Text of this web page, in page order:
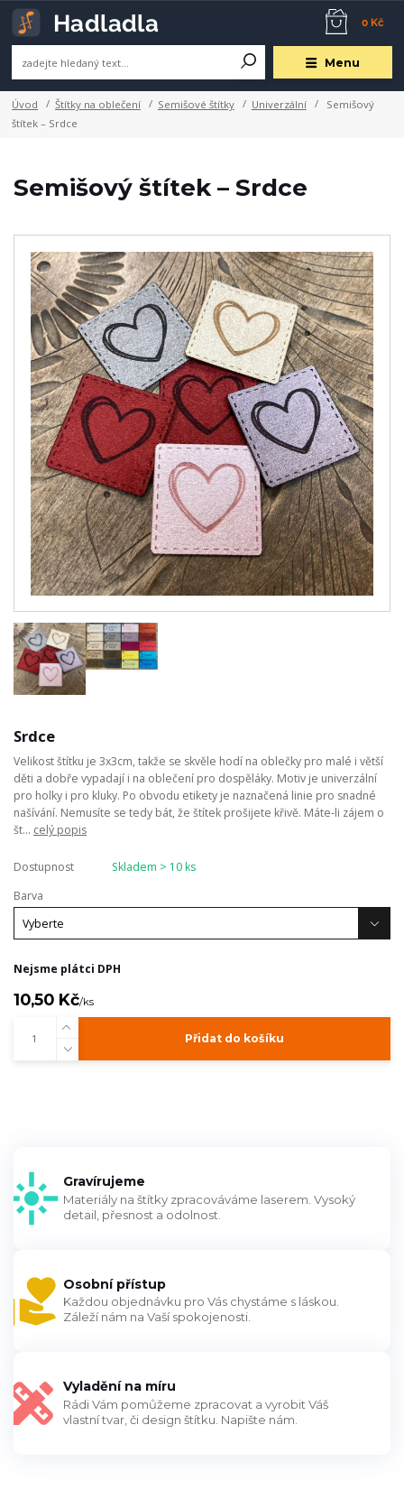
Menu
0 Kč
Úvod Štítky na oblečení Semišové štítky Univerzální
Semišový
štítek – Srdce
Semišový štítek – Srdce
Srdce
Velikost štítku je 3x3cm, takže se skvěle hodí na oblečky pro malé i větší
děti a dobře vypadají i na oblečení pro dospěláky. Motiv je univerzální
pro holky i pro kluky. Po obvodu etikety je naznačená linie pro snadné
našívání. Nemusíte se tedy bát, že štítek prošijete křivě. Máte-li zájem o
št... celý popis
Dostupnost
Skladem > 10 ks
Barva
Nejsme plátci DPH
10,50 Kč/ks
Přidat do košíku
Gravírujeme
Materiály na štítky zpracováváme laserem. Vysoký
detail, přesnost a odolnost.
Osobní přístup
Každou objednávku pro Vás chystáme s láskou.
Záleží nám na Vaší spokojenosti.
Vyladění na míru
Rádi Vám pomůžeme zpracovat a vyrobit Váš
vlastní tvar, či design štítku. Napište nám.